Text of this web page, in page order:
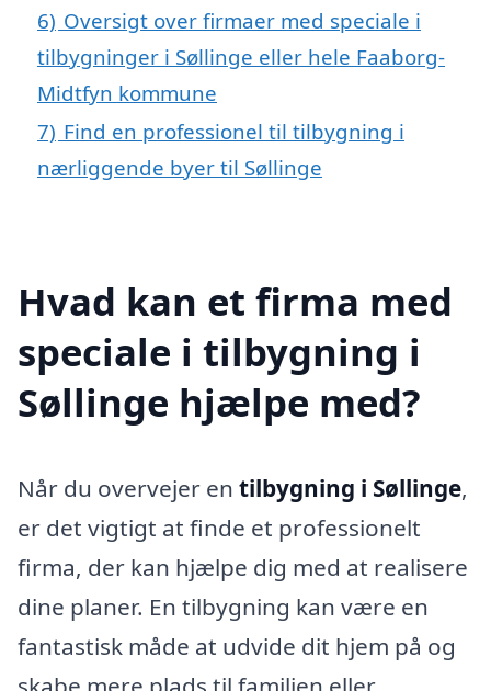
6) Oversigt over firmaer med speciale i
tilbygninger i Søllinge eller hele Faaborg-
Midtfyn kommune
7) Find en professionel til tilbygning i
nærliggende byer til Søllinge
Hvad kan et firma med
speciale i tilbygning i
Søllinge hjælpe med?
Når du overvejer en tilbygning i Søllinge,
er det vigtigt at finde et professionelt
firma, der kan hjælpe dig med at realisere
dine planer. En tilbygning kan være en
fantastisk måde at udvide dit hjem på og